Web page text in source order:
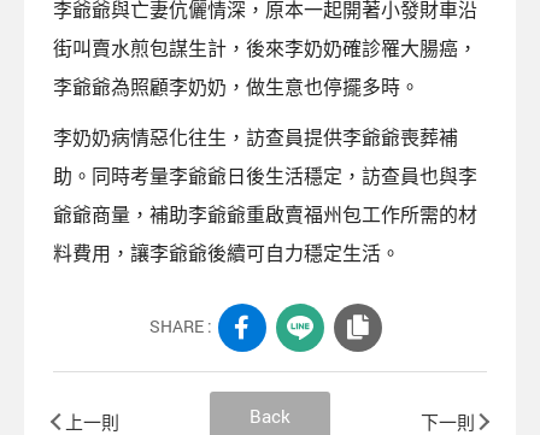
李爺爺與亡妻伉儷情深，原本一起開著小發財車沿
街叫賣水煎包謀生計，後來李奶奶確診罹大腸癌，
李爺爺為照顧李奶奶，做生意也停擺多時。
李奶奶病情惡化往生，訪查員提供李爺爺喪葬補
助。同時考量李爺爺日後生活穩定，訪查員也與李
爺爺商量，補助李爺爺重啟賣福州包工作所需的材
料費用，讓李爺爺後續可自力穩定生活。
SHARE :
上一則 Back 下一則